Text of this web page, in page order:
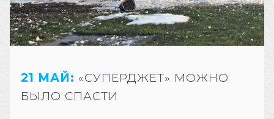
21 МАЙ: «СУПЕРДЖЕТ» МОЖНО
БЫЛО СПАСТИ